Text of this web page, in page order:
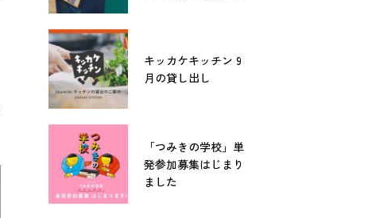
キッカケキッチン 9
月の貸し出し
「つみきの学校」単
発参加募集はじまり
ました